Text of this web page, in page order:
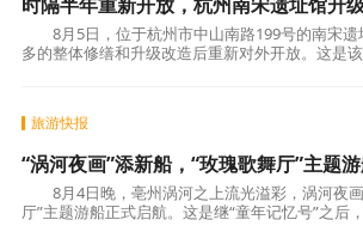
8月5日，位于杭州市中山南路199号的南宋遗
多的整体修缮和升级改造后重新对外开放。这是
旅游快报
“涡河夜画”添新船，“玫瑰歌舞厅”主题
8月4日晚，亳州涡河之上流光溢彩，涡河夜画
厅”主题游船正式启航。这是继“童年记忆号”之后